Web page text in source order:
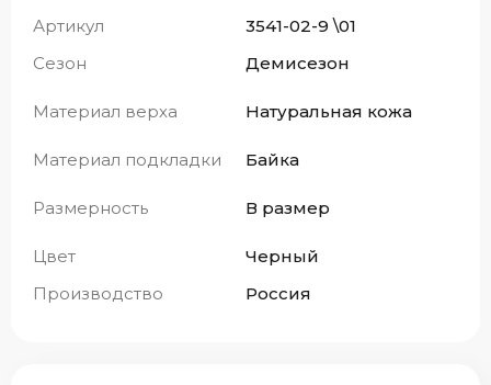
Артикул
3541-02-9 \01
Сезон
Демисезон
Материал верха Натуральная кожа
Материал подкладки Байка
Размерность В размер
Цвет
Черный
Производство
Россия